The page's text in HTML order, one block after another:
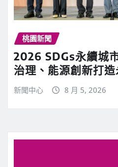
桃園新聞
2026 SDGs永續城
治理、能源創新打
新聞中心 8 月 5, 2026